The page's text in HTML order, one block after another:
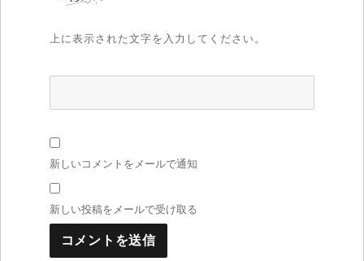
上に表示された文字を入力してください。
新しいコメントをメールで通知
新しい投稿をメールで受け取る